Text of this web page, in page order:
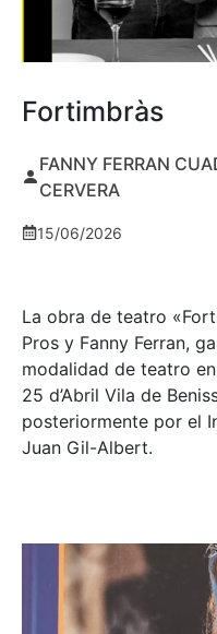
Fortimbràs
FANNY FERRAN
CERVERA
15/06/2026
La obra de teatro «
Pros y Fanny Ferran,
modalidad de teatro
25 d’Abril Vila de
posteriormente por el
Juan Gil-Albert.